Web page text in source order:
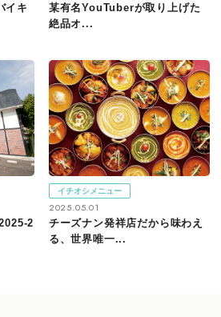
イキ
某有名YouTuberが取り上げた
絶品オ...
2
イチオシメニュー
2025.05.01
チーズナン発祥店だから味わえ
る、世界唯一...